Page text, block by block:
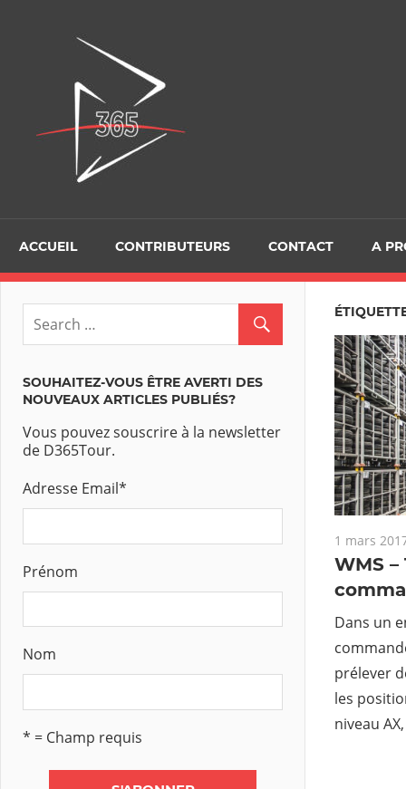
ACCUEIL CONTRIBUTEURS CONTACT A
1 mars
WMS
Dans un
prélever
les
niveau
SOUHAITEZ-VOUS ÊTRE AVERTI DES
NOUVEAUX ARTICLES PUBLIÉS?
Vous pouvez souscrire à la newsletter
de D365Tour.
Adresse Email*
Prénom
Nom
* = Champ requis